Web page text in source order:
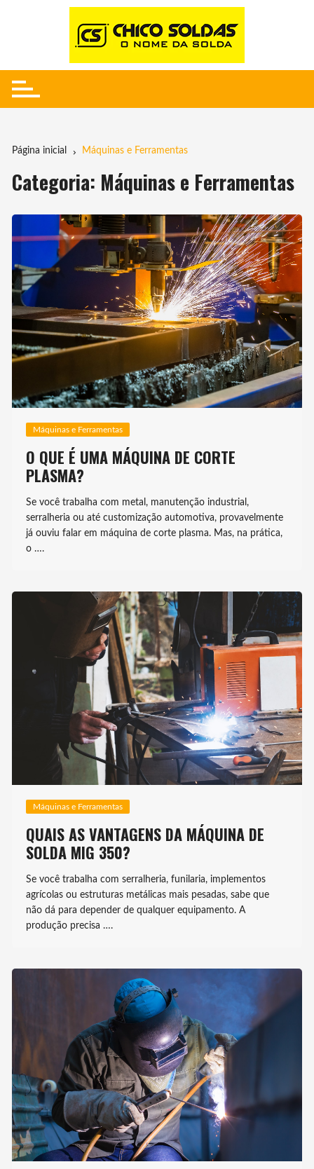
Página inicial Máquinas e Ferramentas
Categoria: Máquinas e Ferramentas
Máquinas e Ferramentas
O QUE É UMA MÁQUINA DE CORTE
PLASMA?
Se você trabalha com metal, manutenção industrial,
serralheria ou até customização automotiva, provavelmente
já ouviu falar em máquina de corte plasma. Mas, na prática,
o ….
Máquinas e Ferramentas
QUAIS AS VANTAGENS DA MÁQUINA DE
SOLDA MIG 350?
Se você trabalha com serralheria, funilaria, implementos
agrícolas ou estruturas metálicas mais pesadas, sabe que
não dá para depender de qualquer equipamento. A
produção precisa ….